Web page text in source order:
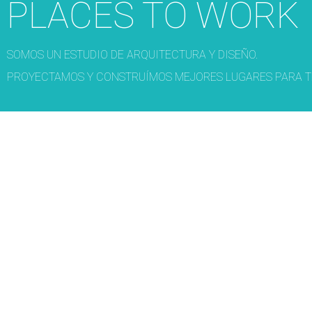
PLACES TO WORK
SOMOS UN ESTUDIO DE ARQUITECTURA Y DISEÑO.
PROYECTAMOS Y CONSTRUÍMOS MEJORES LUGARES PARA